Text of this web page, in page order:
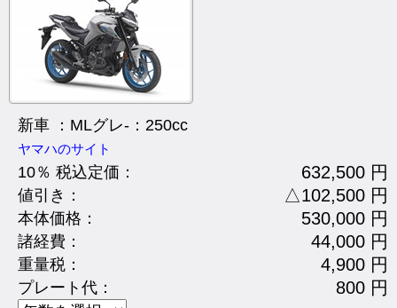
新車 ：MLグレ-：250cc
ヤマハのサイト
10％ 税込定価： 632,500 円
値引き： △102,500 円
本体価格： 530,000 円
諸経費： 44,000 円
重量税： 4,900 円
プレート代： 800 円